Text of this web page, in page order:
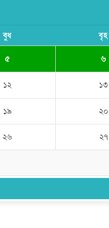
বুধ বৃহ
৫ ৬
১২ ১৩
১৯ ২০
২৬ ২৭